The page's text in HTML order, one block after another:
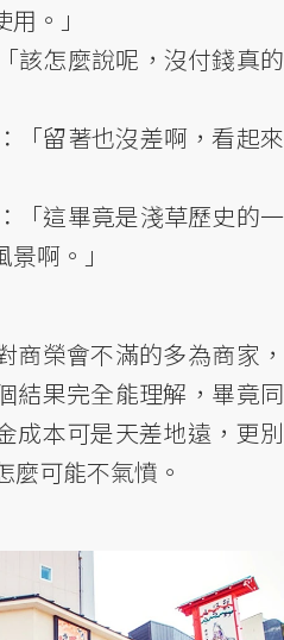
。」
該怎麼說呢，沒付錢真的
「留著也沒差啊，看起來
「這畢竟是淺草歷史的一
啊。」
商榮會不滿的多為商家，
結果完全能理解，畢竟同
成本可是天差地遠，更別
麼可能不氣憤。